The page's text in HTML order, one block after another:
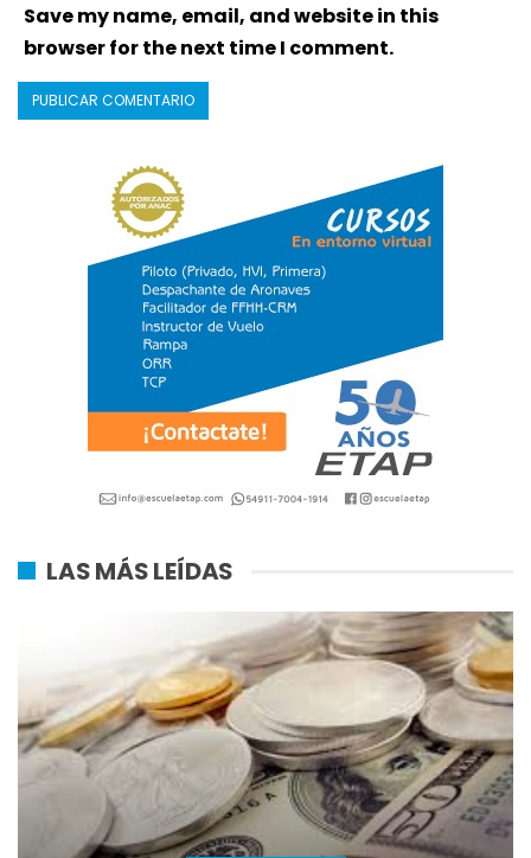
Save my name, email, and website in this
browser for the next time I comment.
LAS MÁS LEÍDAS